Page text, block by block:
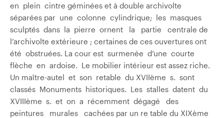
en plein cintre géminées et à double archivolte
séparées par une colonne cylindrique; les masques
sculptés dans la pierre ornent la partie centrale de
l’archivolte extérieure ; certaines de ces ouvertures ont
été obstruées. La cour est surmenée d’une courte
flèche en ardoise. Le mobilier intérieur est assez riche.
Un maître-autel et son retable du XVIIème s. sont
classés Monuments historiques. Les stalles datent du
XVIIIème s. et on a récemment dégagé des
peintures murales cachées par un re table du XIXème